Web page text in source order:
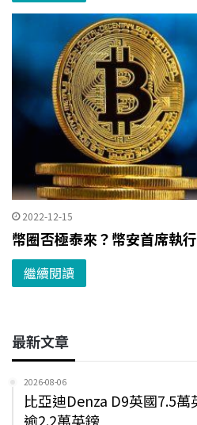
2022-12-15
幣圈否極泰來？幣安首席執
繼續閱讀
最新文章
2026-08-06
比亞迪Denza D9英國7.5
逾2.2萬英鎊